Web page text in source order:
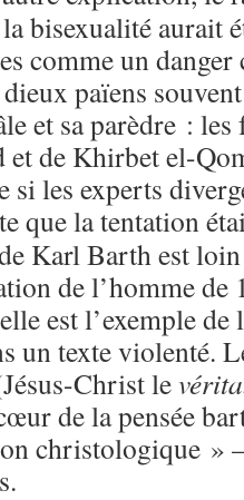
bisexualité aurait
comme un danger
païens
et sa parèdre :
de Khirbet el-
si les experts
que la tentation
Karl Barth est
de l’homme
est l’exemple
un texte violenté.
Christ le
de la pensée
christologique »